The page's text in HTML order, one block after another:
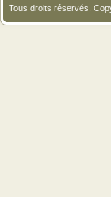
Tous droits réservés.